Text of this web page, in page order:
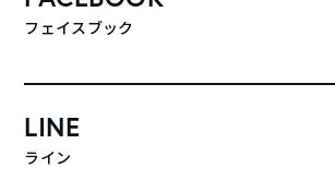
フェイスブック
LINE
ライン